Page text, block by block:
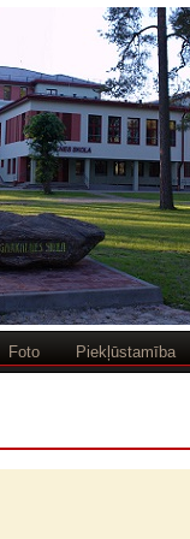
Foto Piekļūstamība